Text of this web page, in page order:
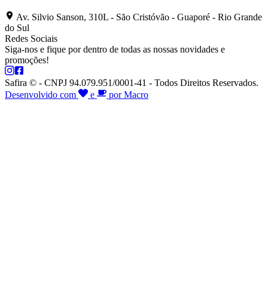
Av. Silvio Sanson, 310L - São Cristóvão - Guaporé - Rio Grande
do Sul
Redes Sociais
Siga-nos e fique por dentro de todas as nossas novidades e
promoções!
Safira © - CNPJ 94.079.951/0001-41 - Todos Direitos Reservados.
Desenvolvido com
e por Macro